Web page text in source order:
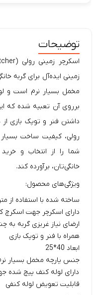
توضیحات
زمینی ایده‌آل برای گربه
مخمل بسیار نرم است و
برروی آن تعبیه شده که
داشتن فنر و توپک بازی
رولی، کیفیت ساخت بسیار
شما را از انتخاب و
خانگی‌تان، برآورده کند.
ویژگی‌های محصول:
ساخته شده با استفاده از
دارای اسکرچر جهت اسکرچ
ارضای نیاز غریزی گربه به
همراه با فنر و توپک بازی
ابعاد 40*25
جنس پارچه مخمل بسیار
دارای لوله کنف پیچ شده
قابلیت تعویض لوله کنفی